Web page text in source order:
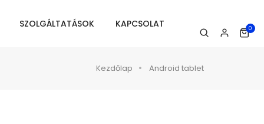
SZOLGÁLTATÁSOK KAPCSOLAT 0
Kezdőlap Android tablet